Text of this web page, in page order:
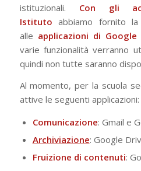
istituzionali. Con gli
Istituto abbiamo fornito
alle applicazioni di
varie funzionalità verranno
quindi non tutte saranno
Al momento, per la scuola
attive le seguenti applicazioni:
Comunicazione: Gmail e
Archiviazione: Google
Fruizione di contenuti: